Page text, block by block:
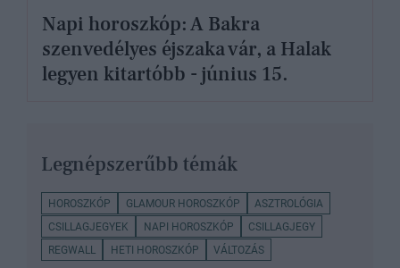
Napi horoszkóp: A Bakra
szenvedélyes éjszaka vár, a Halak
legyen kitartóbb - június 15.
Legnépszerűbb témák
HOROSZKÓP GLAMOUR HOROSZKÓP
ASZTROLÓGIA
CSILLAGJEGYEK
NAPI HOROSZKÓP
CSILLAGJEGY
REGWALL
HETI HOROSZKÓP VÁLTOZÁS